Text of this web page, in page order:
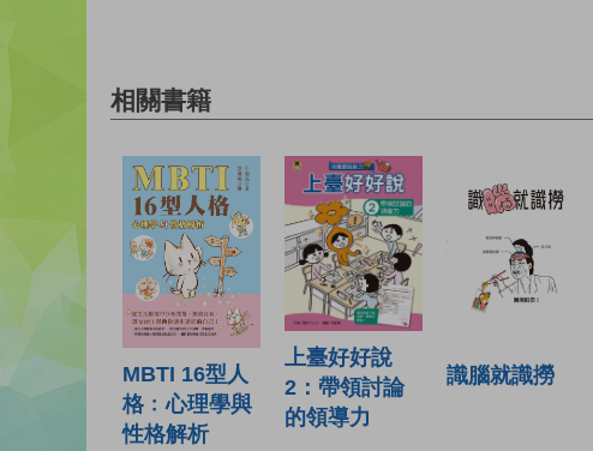
相關書籍
MBTI 16型人
格﹕心理學與
性格解析
上臺好好說
2：帶領討論
的領導力
識腦就識撈